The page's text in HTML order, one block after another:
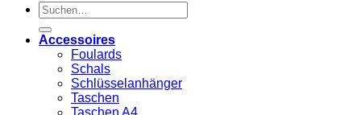
Suchen
nach:
Accessoires
Foulards
Schals
Schlüsselanhänger
Taschen